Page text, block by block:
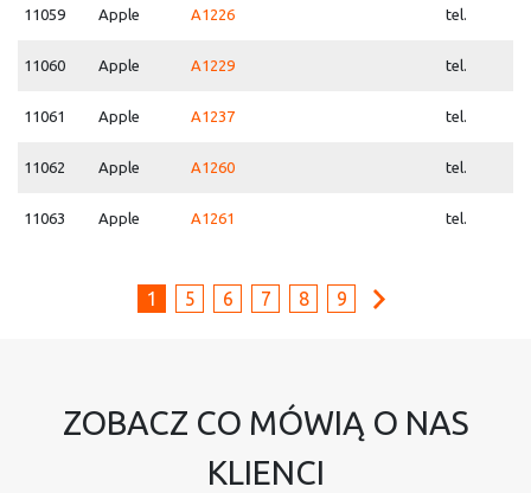
11059 Apple A1226 tel.
11060 Apple A1229 tel.
11061 Apple A1237 tel.
11062 Apple A1260 tel.
11063 Apple A1261 tel.
1 5 6 7 8 9
ZOBACZ CO MÓWIĄ O NAS
KLIENCI